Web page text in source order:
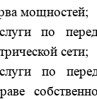
мощностей;
по
сети;
по